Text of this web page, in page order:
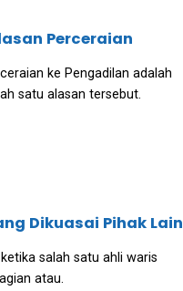
Perceraian
ke Pengadilan adalah
satu alasan tersebut.
Dikuasai Pihak Lain
salah satu ahli waris
atau.